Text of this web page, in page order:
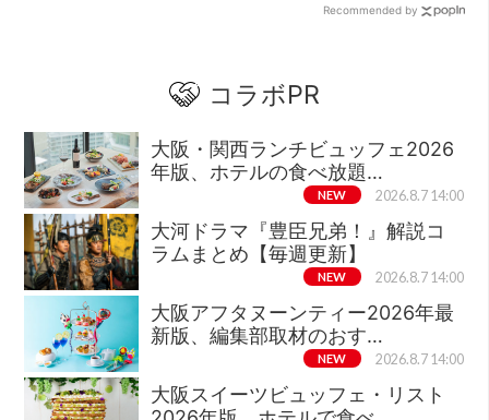
Recommended by
コラボPR
大阪・関西ランチビュッフェ2026
年版、ホテルの食べ放題…
NEW 2026.8.7 14:00
大河ドラマ『豊臣兄弟！』解説コ
ラムまとめ【毎週更新】
NEW 2026.8.7 14:00
大阪アフタヌーンティー2026年最
新版、編集部取材のおす…
NEW 2026.8.7 14:00
大阪スイーツビュッフェ・リスト